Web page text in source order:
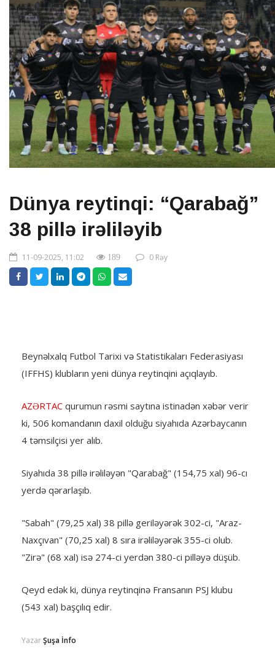
Dünya reytinqi: “Qarabağ”
38 pillə irəliləyib
11-09-2025, 11:02 189 0 Rəy
Beynəlxalq Futbol Tarixi və Statistikaları Federasiyası
(IFFHS) klubların yeni dünya reytinqini açıqlayıb.
AZƏRTAC qurumun rəsmi saytına istinadən xəbər verir
ki, 506 komandanın daxil olduğu siyahıda Azərbaycanın
4 təmsilçisi yer alıb.
Siyahıda 38 pillə irəliləyən "Qarabağ" (154,75 xal) 96-cı
yerdə qərarlaşıb.
"Sabah" (79,25 xal) 38 pillə geriləyərək 302-ci, "Araz-
Naxçıvan" (70,25 xal) 8 sıra irəliləyərək 355-ci olub.
"Zirə" (68 xal) isə 274-ci yerdən 380-ci pilləyə düşüb.
Qeyd edək ki, dünya reytinqinə Fransanın PSJ klubu
(543 xal) başçılıq edir.
YazarŞuşa İnfo